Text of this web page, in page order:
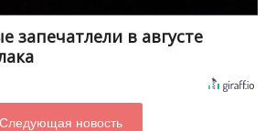
запечатлели в августе
Следующая новость